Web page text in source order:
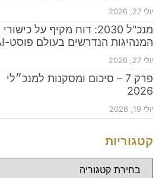
יולי 27, 2026
מנכ"ל 2030: דוח מקיף על כישורי
המנהיגות הנדרשים בעולם פוסט-AI
יולי 27, 2026
פרק 7 – סיכום ומסקנות למנכ״לי
2026
יולי 19, 2026
קטגוריות